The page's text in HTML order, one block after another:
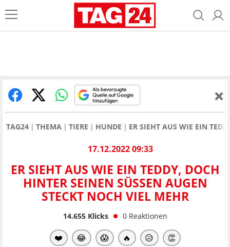
TAG24 THEMA TIERE HUNDE ER SIEHT AUS WIE EIN
17.12.2022 09:33
ER SIEHT AUS WIE EIN TEDDY, DOCH
HINTER SEINEN SÜSSEN AUGEN S
TECKT NOCH VIEL MEHR
14.655Klicks 0 Reaktionen
❤️ 😂 😱 🔥 😥 👏